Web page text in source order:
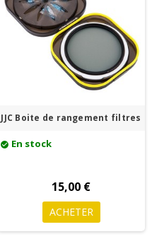
JJC Boite de rangement filtres
check_circle En stock
15,00 €
ACHETER